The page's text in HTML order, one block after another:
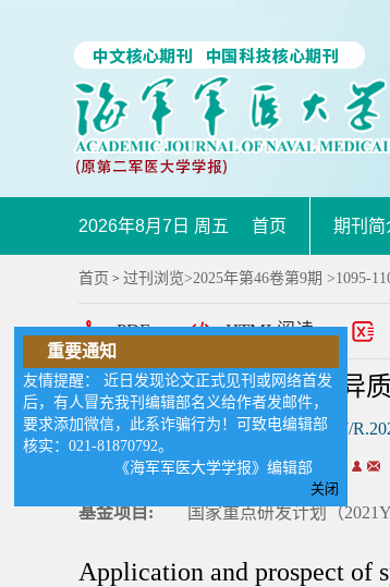
2026年8月7日 周五 首页 期刊简
首页 > 过刊浏览>2025年第46卷第9期 >1095-
PDF HTML阅读
时空组学揭示肝细胞癌异
DOI: 10.16781/j.CN31-2187/
李汶欣 文文*
基金项目: 国家重点研发计划（
Application and prospect of
重要通知
友情提醒： 近日发现论文正式见刊或网络首发
后，有人冒充我刊编辑部名义给作者发邮件，
要求添加微信，此系诈骗行为！可致电编辑部
核实：021-81870792。
《海军军医大学学报》编辑部
关闭